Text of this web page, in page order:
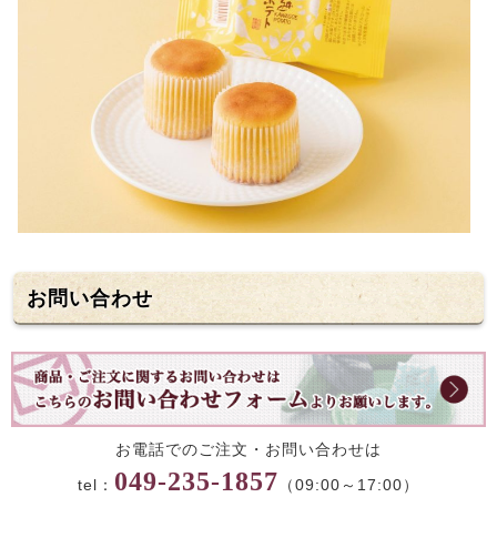
お問い合わせ
お電話でのご注文・お問い合わせは
tel： 049-235-1857 （09:00～17:00）